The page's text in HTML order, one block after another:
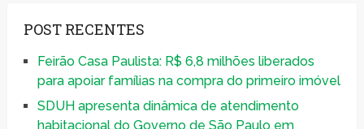
POST RECENTES
Feirão Casa Paulista: R$ 6,8 milhões liberados
para apoiar famílias na compra do primeiro imóvel
SDUH apresenta dinâmica de atendimento
habitacional do Governo de São Paulo em